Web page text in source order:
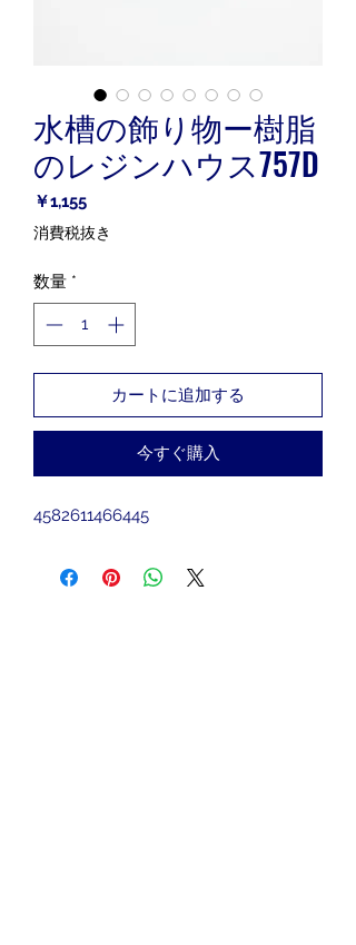
水槽の飾り物ー樹脂
のレジンハウス757D
￥1,155価
格
消費税抜き
数量 *
カートに追加する
今すぐ購入
4582611466445